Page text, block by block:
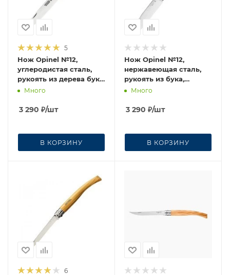
5
Нож Opinel №12,
углеродистая сталь,
рукоять из дерева бука,
блистер, 001256
Много
3 290 ₽/шт
В КОРЗИНУ
Нож Opinel №12,
нержавеющая сталь,
рукоять из бука,
серрейторная заточка,
Много
3 290 ₽/шт
В КОРЗИНУ
6